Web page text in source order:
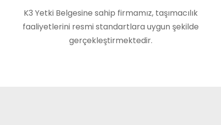
K3 Yetki Belgesine sahip firmamız, taşımacılık
faaliyetlerini resmi standartlara uygun şekilde
gerçekleştirmektedir.